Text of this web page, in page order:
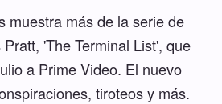
muestra más de la serie de
'The Terminal List', que
a Prime Video. El nuevo
tiroteos y más.